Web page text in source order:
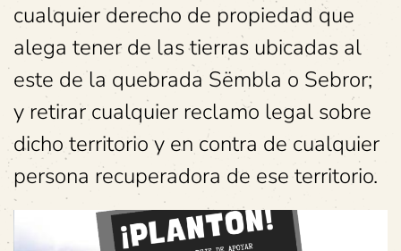
cualquier derecho de propiedad que
alega tener de las tierras ubicadas al
este de la quebrada Sëmbla o Sebror;
y retirar cualquier reclamo legal sobre
dicho territorio y en contra de cualquier
persona recuperadora de ese territorio.